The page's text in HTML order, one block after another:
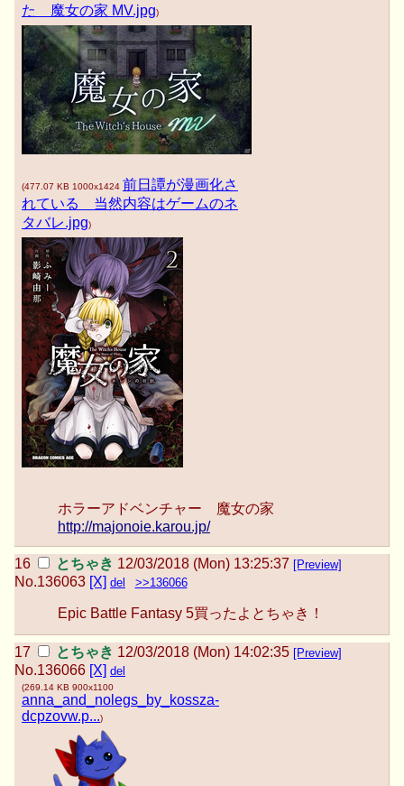
た 魔女の家 MV.jpg)
(477.07 KB 1000x1424 前日譚が漫画化さ
れている 当然内容はゲームのネ
タバレ.jpg)
ホラーアドベンチャー 魔女の家
http://majonoie.karou.jp/
とちゃき 12/03/2018 (Mon) 13:25:37 [Preview]
No.136063 [X] del >>136066
Epic Battle Fantasy 5買ったよとちゃき！
とちゃき 12/03/2018 (Mon) 14:02:35 [Preview]
No.136066 [X] del
(269.14 KB 900x1100
anna_and_nolegs_by_kossza-
dcpzovw.p...)